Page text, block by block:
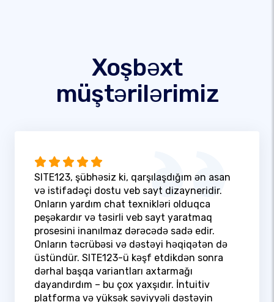
Xoşbəxt
müştərilərimiz
SITE123, şübhəsiz ki, qarşılaşdığım ən asan
və istifadəçi dostu veb sayt dizayneridir.
Onların yardım chat texnikləri olduqca
peşəkardır və təsirli veb sayt yaratmaq
prosesini inanılmaz dərəcədə sadə edir.
Onların təcrübəsi və dəstəyi həqiqətən də
üstündür. SITE123-ü kəşf etdikdən sonra
dərhal başqa variantları axtarmağı
dayandırdım – bu çox yaxşıdır. İntuitiv
platforma və yüksək səviyyəli dəstəyin